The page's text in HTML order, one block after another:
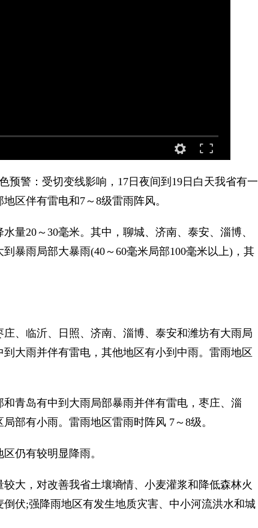
警：受切变线影响，17日夜间到19日白天我省有一
区伴有雷电和7～8级雷雨阵风。
20～30毫米。其中，聊城、济南、泰安、淄博、
暴雨局部大暴雨(40～60毫米局部100毫米以上)，其
、临沂、日照、济南、淄博、泰安和潍坊有大雨局
大雨并伴有雷电，其他地区有小到中雨。雷雨地区
青岛有中到大雨局部暴雨并伴有雷电，枣庄、淄
部有小雨。雷雨地区雷雨时阵风 7～8级。
仍有较明显降雨。
，对改善我省土壤墒情、小麦灌浆和降低森林火
伏;强降雨地区有发生地质灾害、中小河流洪水和城